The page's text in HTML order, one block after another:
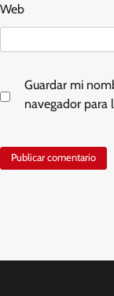
Web
Guardar mi
navegador para